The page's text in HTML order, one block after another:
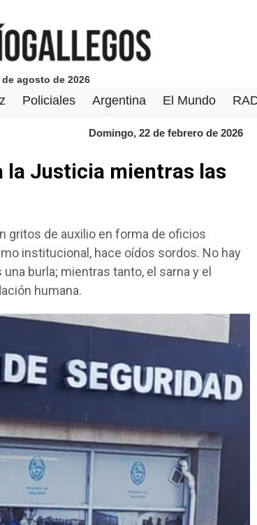
agosto de 2026
Policiales Argentina El Mundo
Domingo, 22 de febrero de 2026
la Justicia mientras las
gritos de auxilio en forma de oficios
institucional, hace oídos sordos. No hay
burla; mientras tanto, el sarna y el
humana.